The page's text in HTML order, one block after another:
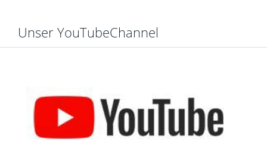
Unser YouTubeChannel